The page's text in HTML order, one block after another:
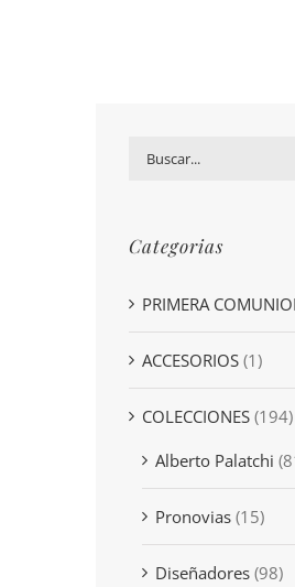
Categorias
PRIMERA
ACCESORIOS (1)
COLECCIONES (194)
Alberto Palatchi
Pronovias (15)
Diseñadores (98)